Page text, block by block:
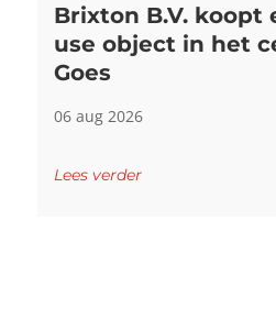
Brixton B.V. koopt
use object in het
Goes
06 aug 2026
Lees verder